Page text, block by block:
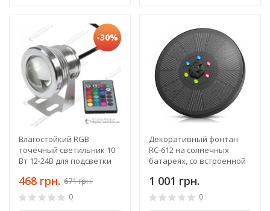
-30%
Влагостойкий RGB
точечный светильник 10
Вт 12-24В для подсветки
аквариума
468 грн. 671 грн.
0
Декоративный фонтан
RC-612 на солнечных
батареях, со встроенной
батереей, LED
подсветкой, диаметр 16
см
1 001 грн.
0